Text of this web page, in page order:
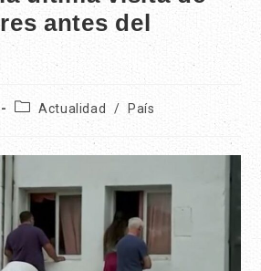
antes del
Actualidad / País